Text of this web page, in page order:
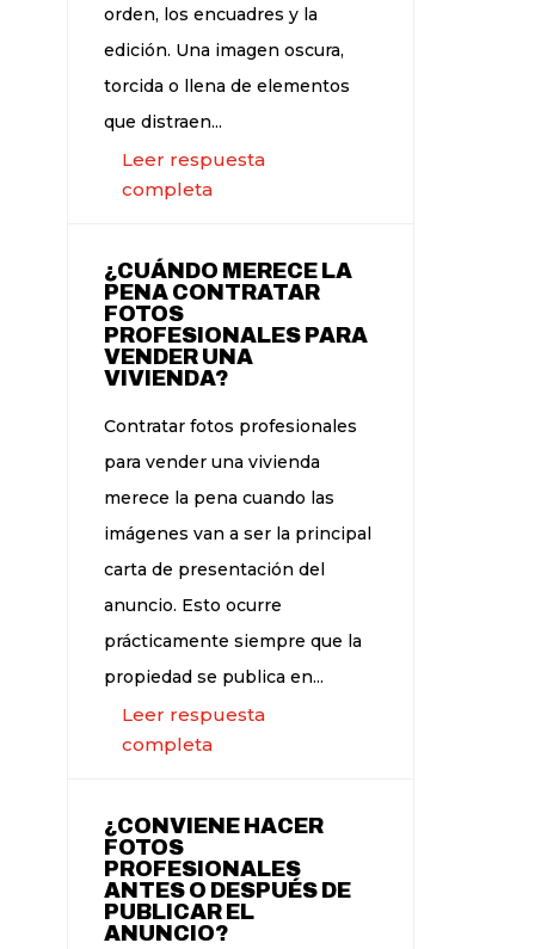
orden, los encuadres y la
edición. Una imagen oscura,
torcida o llena de elementos
que distraen...
Leer respuesta
completa
¿CUÁNDO MERECE LA
PENA CONTRATAR
FOTOS
PROFESIONALES PARA
VENDER UNA
VIVIENDA?
Contratar fotos profesionales
para vender una vivienda
merece la pena cuando las
imágenes van a ser la principal
carta de presentación del
anuncio. Esto ocurre
prácticamente siempre que la
propiedad se publica en...
Leer respuesta
completa
¿CONVIENE HACER
FOTOS
PROFESIONALES
ANTES O DESPUÉS DE
PUBLICAR EL
ANUNCIO?